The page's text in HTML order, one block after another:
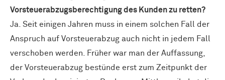
Vorsteuerabzugsberechtigung des Kunden zu retten?
Ja. Seit einigen Jahren muss in einem solchen Fall der
Anspruch auf Vorsteuerabzug auch nicht in jedem Fall
verschoben werden. Früher war man der Auffassung,
der Vorsteuerabzug bestünde erst zum Zeitpunkt der